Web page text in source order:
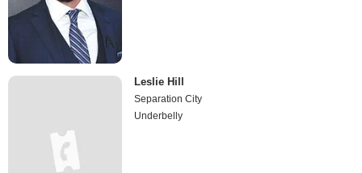
Leslie Hill
Separation City
Underbelly